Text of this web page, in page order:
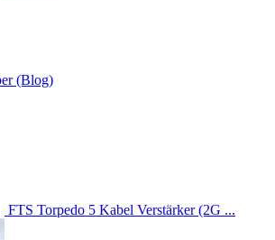
(Blog)
FTS Torpedo 5 Kabel Verstärker (2G ...